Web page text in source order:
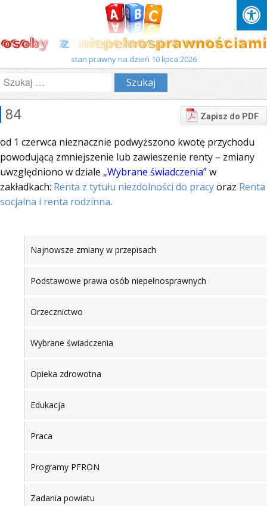
stan prawny na dzień 10 lipca 2026
Zapisz do PDF
84
od 1 czerwca nieznacznie podwyższono kwotę przychodu
powodującą zmniejszenie lub zawieszenie renty – zmiany
uwzględniono w dziale „Wybrane świadczenia”w
zakładkach: Renta z tytułu niezdolności do pracyoraz Renta
socjalna i renta rodzinna.
Najnowsze zmiany w przepisach
Podstawowe prawa osób niepełnosprawnych
Orzecznictwo
Wybrane świadczenia
Opieka zdrowotna
Edukacja
Praca
Programy PFRON
Zadania powiatu